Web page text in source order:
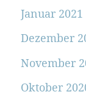
Januar 2021
Dezember
November
Oktober